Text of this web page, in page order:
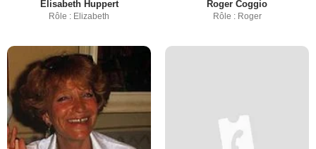
Elisabeth Huppert
Rôle : Elizabeth
Roger Coggio
Rôle : Roger